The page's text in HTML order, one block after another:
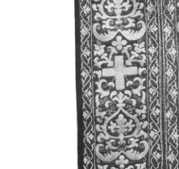
Свято-Троицкий собор Архангельска
Сегодня мы можем говорить, что
пострадал от целенаправленных
выдающихся памятников архитектуры.
вызванная борьбой с религией,
разрушение православного центра
собора Архангельска.
Возникнув в начале XVIII века в
двухэтажный Троицкий собор, сразу
XVIII веке по масштабам ему не было
оставался самым высоким и